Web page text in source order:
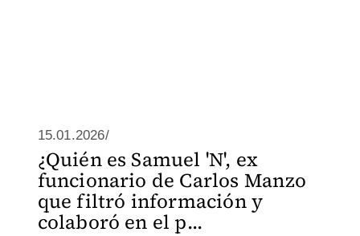
15.01.2026/
¿Quién es Samuel 'N', ex
funcionario de Carlos Manzo
que filtró información y
colaboró en el p...